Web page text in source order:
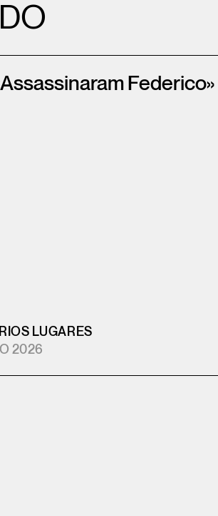
Federico»
LUGARES
2026